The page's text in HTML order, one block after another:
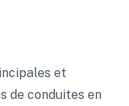
et
de conduites en